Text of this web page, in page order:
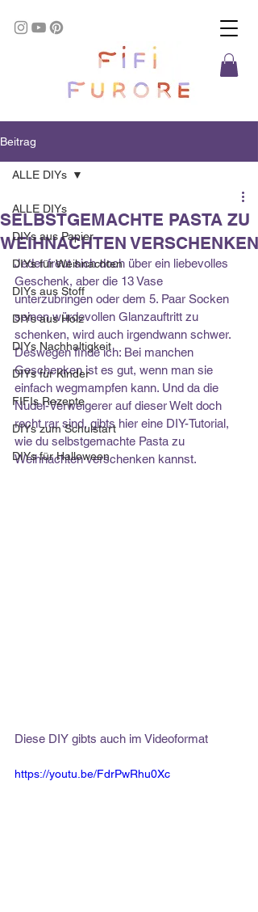
Beitrag
ALLE DIYs
DIYs aus Papier
DIYs für Weihnachten
DIYs aus Stoff
DIYs aus Holz
DIYs Nachhaltigkeit
DIYs für Kinder
FIFIs Rezepte
DIYs zum Schulstart
DIYs für Halloween
ALLE DIYs
SELBSTGEMACHTE PASTA ZU
WEIHNACHTEN VERSCHENKEN
Jeder freut sich doch über ein liebevolles
Geschenk, aber die 13 Vase
unterzubringen oder dem 5. Paar Socken
seinen würdevollen Glanzauftritt zu
schenken, wird auch irgendwann schwer.
Deswegen finde ich: Bei manchen
Geschenken ist es gut, wenn man sie
einfach wegmampfen kann. Und da die
Nudel-Verweigerer auf dieser Welt doch
recht rar sind, gibts hier eine DIY-Tutorial,
wie du selbstgemachte Pasta zu
Weihnachten verschenken kannst.
Diese DIY gibts auch im Videoformat
https://youtu.be/FdrPwRhu0Xc